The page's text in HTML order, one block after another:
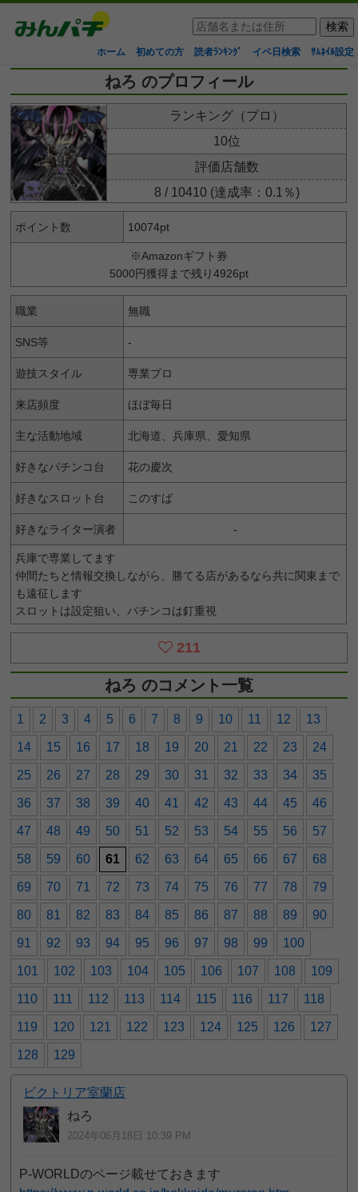
ホーム 初めての方 読者ﾗﾝｷﾝｸﾞ イベ日検索 ｻﾑﾈｲﾙ設定
ねろ のプロフィール
ランキング（プロ）
10位
評価店舗数
8 / 10410 (達成率：0.1％)
ポイント数 10074pt
※Amazonギフト券
5000円獲得まで残り4926pt
職業 無職
SNS等 -
遊技スタイル 専業プロ
来店頻度 ほぼ毎日
主な活動地域 北海道、兵庫県、愛知県
好きなパチンコ台 花の慶次
好きなスロット台 このすば
好きなライター演者 -
兵庫で専業してます
仲間たちと情報交換しながら、勝てる店があるなら共に関東まで
も遠征します
スロットは設定狙い、パチンコは釘重視
211
ねろ のコメント一覧
1 2 3 4 5 6 7 8 9 10 11 12 13
14 15 16 17 18 19 20 21 22 23 24
25 26 27 28 29 30 31 32 33 34 35
36 37 38 39 40 41 42 43 44 45 46
47 48 49 50 51 52 53 54 55 56 57
58 59 60 61 62 63 64 65 66 67 68
69 70 71 72 73 74 75 76 77 78 79
80 81 82 83 84 85 86 87 88 89 90
91 92 93 94 95 96 97 98 99 100
101 102 103 104 105 106 107 108 109
110 111 112 113 114 115 116 117 118
119 120 121 122 123 124 125 126 127
128 129
ビクトリア室蘭店
ねろ
2024年06月18日 10:39 PM
P-WORLDのページ載せておきます